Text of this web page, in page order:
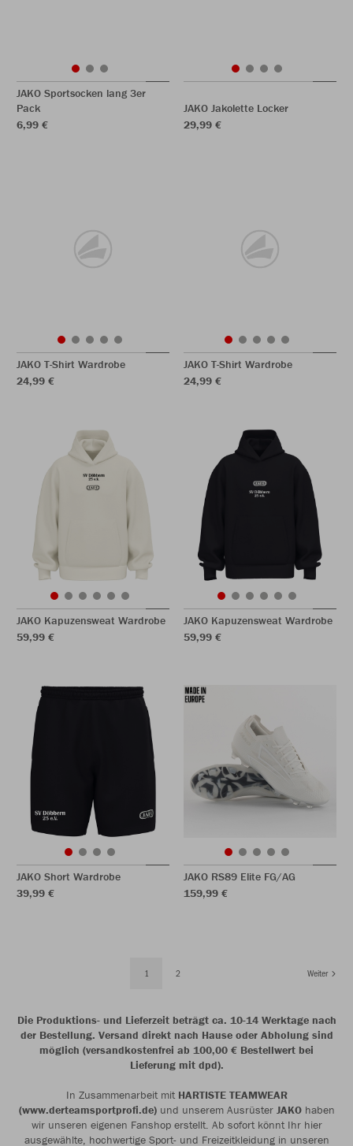
JAKO Sportsocken lang 3er
Pack
6,99 €
JAKO Jakolette Locker
29,99 €
JAKO T-Shirt Wardrobe
24,99 €
JAKO T-Shirt Wardrobe
24,99 €
JAKO Kapuzensweat Wardrobe
59,99 €
JAKO Kapuzensweat Wardrobe
59,99 €
JAKO Short Wardrobe
39,99 €
JAKO RS89 Elite FG/AG
159,99 €
1 2 Weiter
Die Produktions- und Lieferzeit beträgt ca. 10-14 Werktage nach
der Bestellung. Versand direkt nach Hause oder Abholung sind
möglich (versandkostenfrei ab 100,00 € Bestellwert bei
Lieferung mit dpd).
In Zusammenarbeit mit HARTISTE TEAMWEAR
(www.derteamsportprofi.de)und unserem Ausrüster JAKOhaben
wir unseren eigenen Fanshop erstellt. Ab sofort könnt Ihr hier
ausgewählte, hochwertige Sport- und Freizeitkleidung in unseren